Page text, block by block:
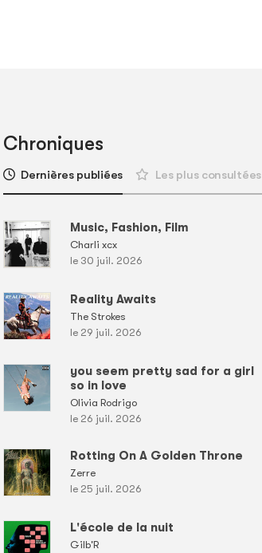
Chroniques
Dernières publiées Les plus consultées
Music, Fashion, Film
Charli xcx
le 30 juil. 2026
Reality Awaits
The Strokes
le 29 juil. 2026
you seem pretty sad for a girl
so in love
Olivia Rodrigo
le 26 juil. 2026
Rotting On A Golden Throne
Zerre
le 25 juil. 2026
L'école de la nuit
Gilb'R